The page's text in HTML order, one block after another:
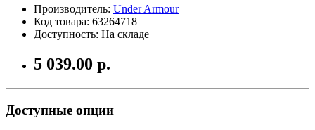
Производитель: Under Armour
Код товара: 63264718
Доступность: На складе
5 039.00 р.
Доступные опции